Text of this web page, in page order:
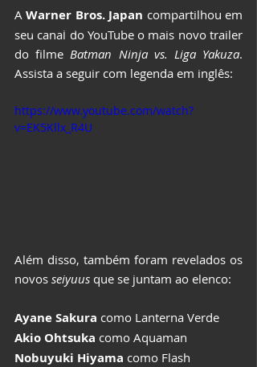
ImagineLand
A Warner Bros. Japan compartilhou em
seu canal do YouTube o mais novo trailer
do filme Batman Ninja vs. Liga Yakuza.
Assista a seguir com legenda em inglês:
https://www.youtube.com/watch?
v=EK5Kllx_R4U
Além disso, também foram revelados os
novos seiyuus que se juntam ao elenco:
Ayane Sakura como Lanterna Verde
Akio Ohtsuka como Aquaman
Nobuyuki Hiyama como Flash